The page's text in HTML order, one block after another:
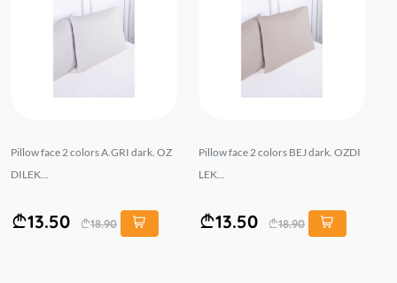
Pillow face 2 colors A.GRI dark. OZ
DILEK...
13.50 18.90
Pillow face 2 colors BEJ dark. OZDI
LEK...
13.50 18.90